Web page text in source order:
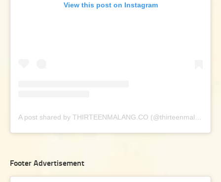
View this post on Instagram
A post shared by THIRTEENMALANG.CO (@thirteenmalang.co)
Footer Advertisement